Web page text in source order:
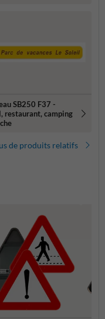
SB250 F37 -
restaurant, camping
de produits relatifs